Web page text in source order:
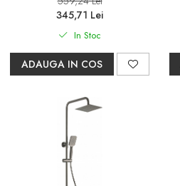
Savoniere
Suport periute dinti
Dozator sapun
Etajere baie
Cuiere si suporti prosop
345,71 Lei
In Stoc
ADAUGA IN COS